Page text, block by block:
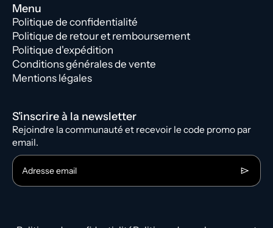
Menu
Politique de confidentialité
Politique de retour et remboursement
Politique d'expédition
Conditions générales de vente
Mentions légales
S'inscrire à la newsletter
Rejoindre la communauté et recevoir le code promo par
email.
Adresse email